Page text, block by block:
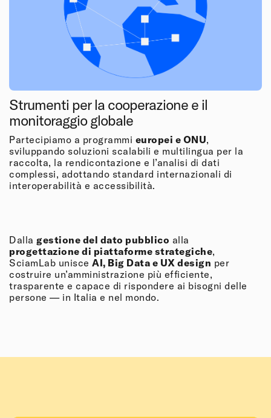
Strumenti per la cooperazione e il
monitoraggio globale
Partecipiamo a programmi europei e ONU,
sviluppando soluzioni scalabili e multilingua per la
raccolta, la rendicontazione e l’analisi di dati
complessi, adottando standard internazionali di
interoperabilità e accessibilità.
Dalla gestione del dato pubblico alla
progettazione di piattaforme strategiche,
SciamLab unisce AI, Big Data e UX design per
costruire un’amministrazione più efficiente,
trasparente e capace di rispondere ai bisogni delle
persone — in Italia e nel mondo.